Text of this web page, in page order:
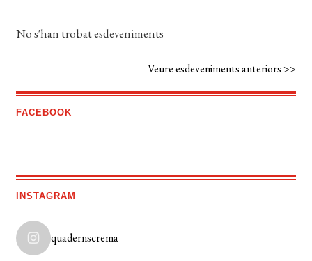
No s'han trobat esdeveniments
Veure esdeveniments anteriors >>
FACEBOOK
INSTAGRAM
quadernscrema